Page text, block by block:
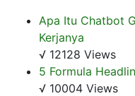
Apa Itu Chatbot
Kerjanya
√ 12128 Views
5 Formula
√ 10004 Views